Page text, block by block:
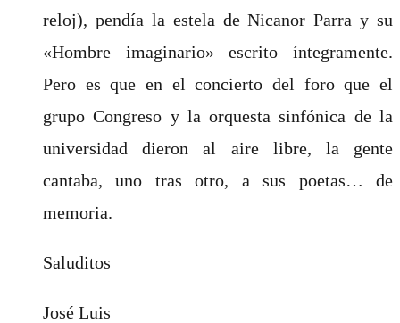
reloj), pendía la estela de Nicanor Parra y su
«Hombre imaginario» escrito íntegramente.
Pero es que en el concierto del foro que el
grupo Congreso y la orquesta sinfónica de la
universidad dieron al aire libre, la gente
cantaba, uno tras otro, a sus poetas… de
memoria.
Saluditos
José Luis